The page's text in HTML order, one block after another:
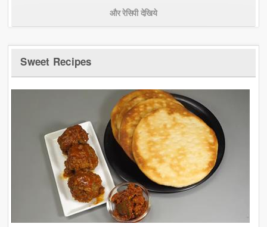
और रेसिपी देखिये
Sweet Recipes